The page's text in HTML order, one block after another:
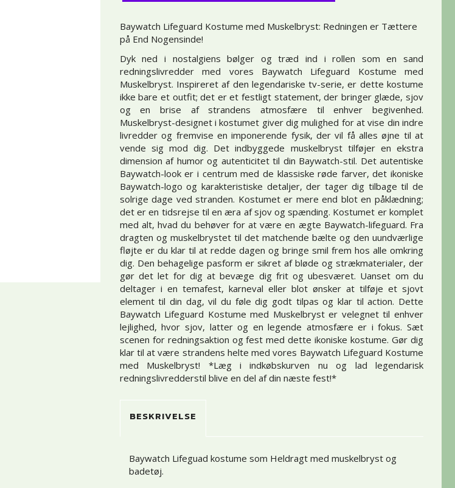
Baywatch Lifeguard Kostume med Muskelbryst: Redningen er Tættere
på End Nogensinde!
Dyk ned i nostalgiens bølger og træd ind i rollen som en sand
redningslivredder med vores Baywatch Lifeguard Kostume med
Muskelbryst. Inspireret af den legendariske tv-serie, er dette kostume
ikke bare et outfit; det er et festligt statement, der bringer glæde, sjov
og en brise af strandens atmosfære til enhver begivenhed.
Muskelbryst-designet i kostumet giver dig mulighed for at vise din indre
livredder og fremvise en imponerende fysik, der vil få alles øjne til at
vende sig mod dig. Det indbyggede muskelbryst tilføjer en ekstra
dimension af humor og autenticitet til din Baywatch-stil. Det autentiske
Baywatch-look er i centrum med de klassiske røde farver, det ikoniske
Baywatch-logo og karakteristiske detaljer, der tager dig tilbage til de
solrige dage ved stranden. Kostumet er mere end blot en påklædning;
det er en tidsrejse til en æra af sjov og spænding. Kostumet er komplet
med alt, hvad du behøver for at være en ægte Baywatch-lifeguard. Fra
dragten og muskelbrystet til det matchende bælte og den uundværlige
fløjte er du klar til at redde dagen og bringe smil frem hos alle omkring
dig. Den behagelige pasform er sikret af bløde og strækmaterialer, der
gør det let for dig at bevæge dig frit og ubesværet. Uanset om du
deltager i en temafest, karneval eller blot ønsker at tilføje et sjovt
element til din dag, vil du føle dig godt tilpas og klar til action. Dette
Baywatch Lifeguard Kostume med Muskelbryst er velegnet til enhver
lejlighed, hvor sjov, latter og en legende atmosfære er i fokus. Sæt
scenen for redningsaktion og fest med dette ikoniske kostume. Gør dig
klar til at være strandens helte med vores Baywatch Lifeguard Kostume
med Muskelbryst! *Læg i indkøbskurven nu og lad legendarisk
redningslivredderstil blive en del af din næste fest!*
BESKRIVELSE
Baywatch Lifeguad kostume som Heldragt med muskelbryst og
badetøj.